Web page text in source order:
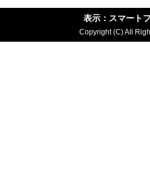
表示：スマートフ
Copyright (C) All